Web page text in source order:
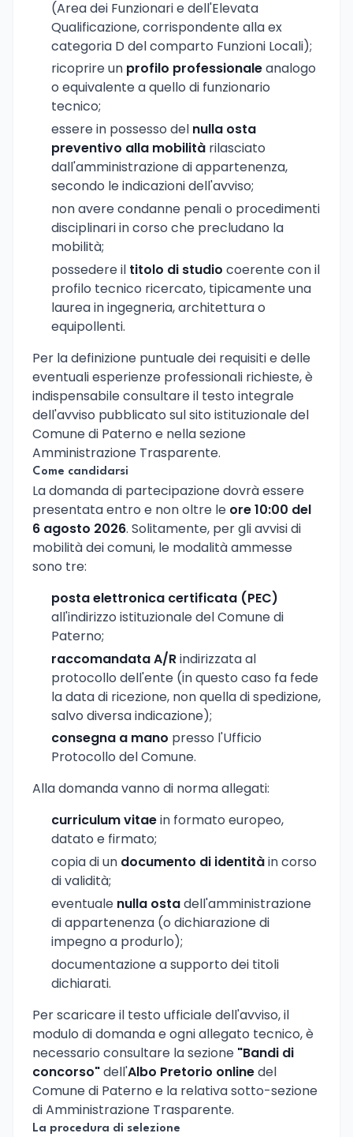
(Area dei Funzionari e dell'Elevata
Qualificazione, corrispondente alla ex
categoria D del comparto Funzioni Locali);
ricoprire un profilo professionaleanalogo
o equivalente a quello di funzionario
tecnico;
essere in possesso del nulla osta
preventivo alla mobilità rilasciato
dall'amministrazione di appartenenza,
secondo le indicazioni dell'avviso;
non avere condanne penali o procedimenti
disciplinari in corso che precludano la
mobilità;
possedere il titolo di studio coerente con il
profilo tecnico ricercato, tipicamente una
laurea in ingegneria, architettura o
equipollenti.
Per la definizione puntuale dei requisiti e delle
eventuali esperienze professionali richieste, è
indispensabile consultare il testo integrale
dell'avviso pubblicato sul sito istituzionale del
Comune di Paterno e nella sezione
Amministrazione Trasparente.
Come candidarsi
La domanda di partecipazione dovrà essere
presentata entro e non oltre le ore 10:00 del
6 agosto 2026. Solitamente, per gli avvisi di
mobilità dei comuni, le modalità ammesse
sono tre:
posta elettronica certificata (PEC)
all'indirizzo istituzionale del Comune di
Paterno;
raccomandata A/Rindirizzata al
protocollo dell'ente (in questo caso fa fede
la data di ricezione, non quella di spedizione,
salvo diversa indicazione);
consegna a mano presso l'Ufficio
Protocollo del Comune.
Alla domanda vanno di norma allegati:
curriculum vitaein formato europeo,
datato e firmato;
copia di un documento di identitàin corso
di validità;
eventuale nulla ostadell'amministrazione
di appartenenza (o dichiarazione di
impegno a produrlo);
documentazione a supporto dei titoli
dichiarati.
Per scaricare il testo ufficiale dell'avviso, il
modulo di domanda e ogni allegato tecnico, è
necessario consultare la sezione "Bandi di
concorso"dell'Albo Pretorio onlinedel
Comune di Paterno e la relativa sotto-sezione
di Amministrazione Trasparente.
La procedura di selezione